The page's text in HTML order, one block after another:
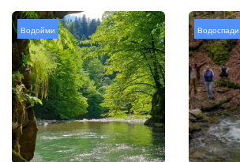
Водойми Водоспади